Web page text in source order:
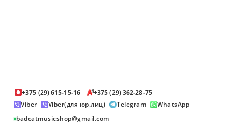
+375 (29)615-15-16 +375(29)362-28-75
Viber
Viber(для юр.лиц) Telegram
WhatsApp
badcatmusicshop@gmail.com